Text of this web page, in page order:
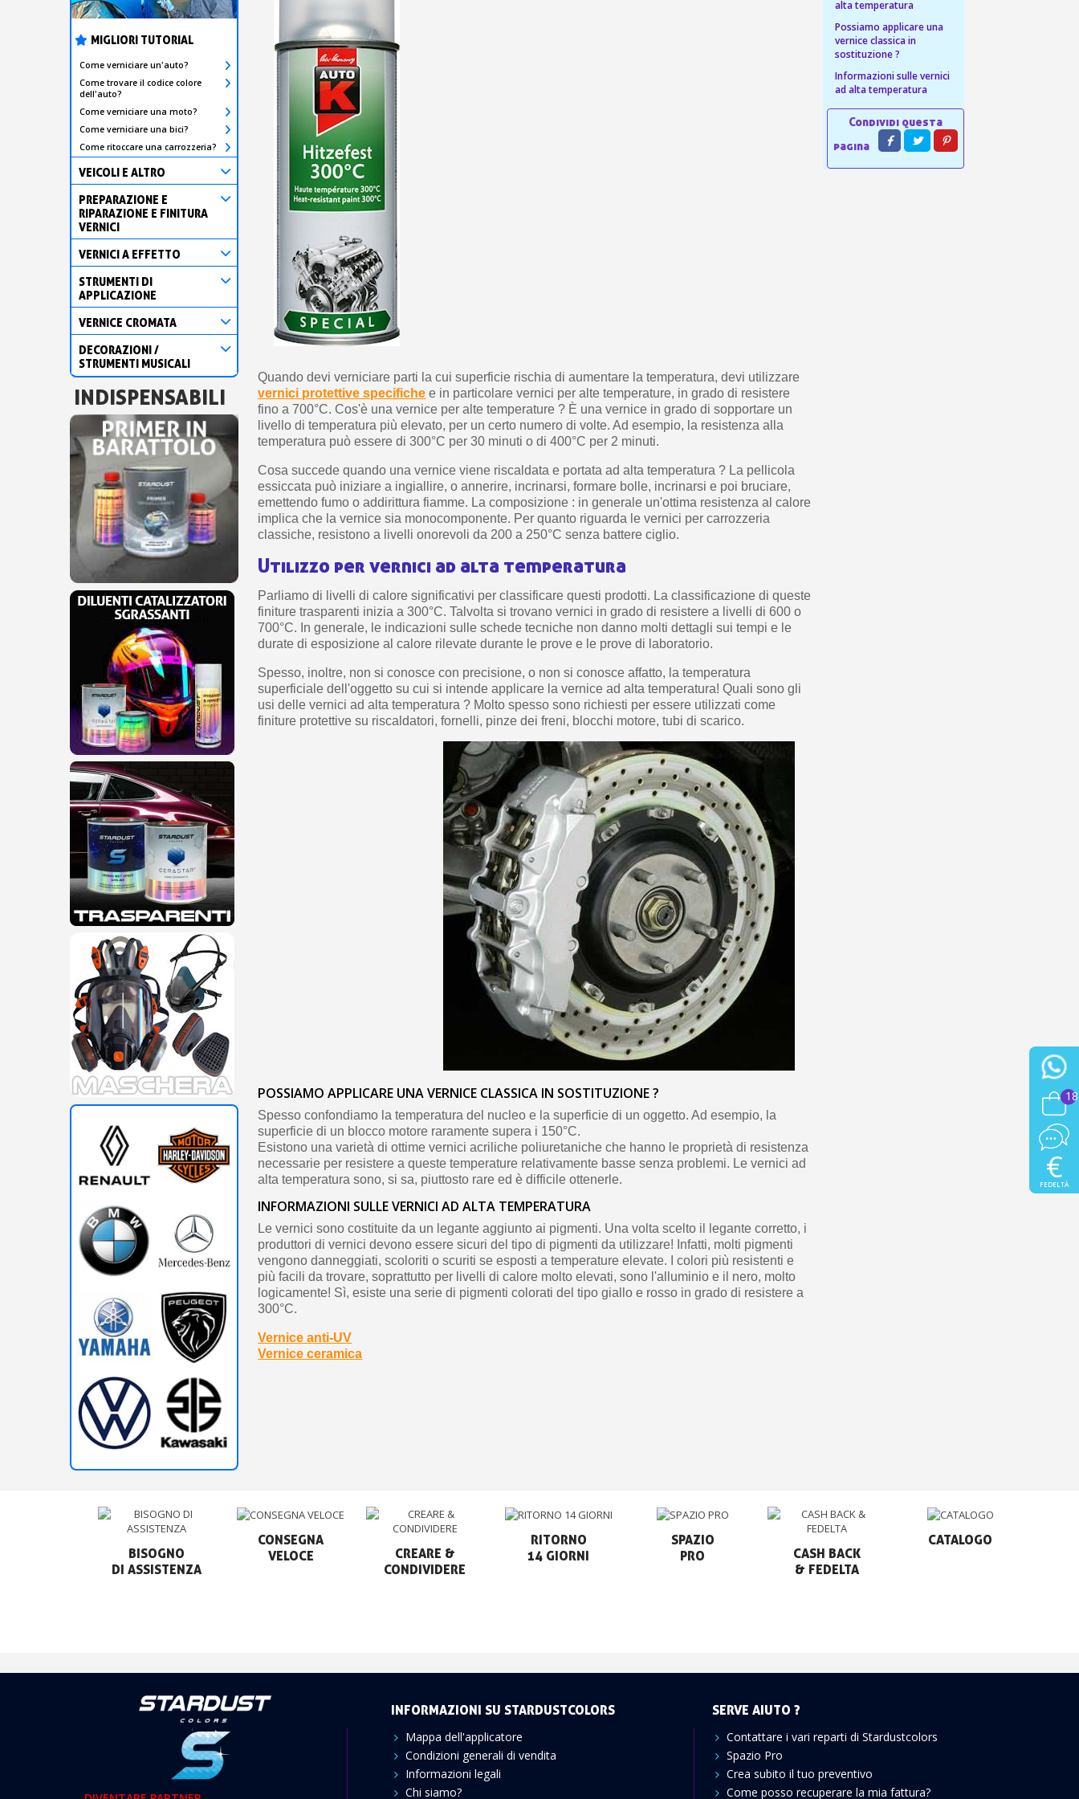
10€ di buono shopping per ogni referral
MIGLIORI TUTORIAL
Come verniciare un'auto?
Come trovare il codice colore
dell'auto?
Come verniciare una moto?
Come verniciare una bici?
Come ritoccare una carrozzeria?
VEICOLI E ALTRO
PREPARAZIONE E
RIPARAZIONE E FINITURA
VERNICI
VERNICI A EFFETTO
STRUMENTI DI
APPLICAZIONE
VERNICE CROMATA
DECORAZIONI /
STRUMENTI MUSICALI
INDISPENSABILI
Quando devi verniciare parti la cui superficie rischia di aumentare la temperatura, devi utilizzare
vernici protettive specifiche e in particolare vernici per alte temperature, in grado di resistere
fino a 700°C. Cos'è una vernice per alte temperature ? È una vernice in grado di sopportare un
livello di temperatura più elevato, per un certo numero di volte. Ad esempio, la resistenza alla
temperatura può essere di 300°C per 30 minuti o di 400°C per 2 minuti.
Cosa succede quando una vernice viene riscaldata e portata ad alta temperatura ? La pellicola
essiccata può iniziare a ingiallire, o annerire, incrinarsi, formare bolle, incrinarsi e poi bruciare,
emettendo fumo o addirittura fiamme. La composizione : in generale un'ottima resistenza al calore
implica che la vernice sia monocomponente. Per quanto riguarda le vernici per carrozzeria
classiche, resistono a livelli onorevoli da 200 a 250°C senza battere ciglio.
Utilizzo per vernici ad alta temperatura
Parliamo di livelli di calore significativi per classificare questi prodotti. La classificazione di queste
finiture trasparenti inizia a 300°C. Talvolta si trovano vernici in grado di resistere a livelli di 600 o
700°C. In generale, le indicazioni sulle schede tecniche non danno molti dettagli sui tempi e le
durate di esposizione al calore rilevate durante le prove e le prove di laboratorio.
Spesso, inoltre, non si conosce con precisione, o non si conosce affatto, la temperatura
superficiale dell'oggetto su cui si intende applicare la vernice ad alta temperatura! Quali sono gli
usi delle vernici ad alta temperatura ? Molto spesso sono richiesti per essere utilizzati come
finiture protettive su riscaldatori, fornelli, pinze dei freni, blocchi motore, tubi di scarico.
POSSIAMO APPLICARE UNA VERNICE CLASSICA IN SOSTITUZIONE ?
Spesso confondiamo la temperatura del nucleo e la superficie di un oggetto. Ad esempio, la
superficie di un blocco motore raramente supera i 150°C.
Esistono una varietà di ottime vernici acriliche poliuretaniche che hanno le proprietà di resistenza
necessarie per resistere a queste temperature relativamente basse senza problemi. Le vernici ad
alta temperatura sono, si sa, piuttosto rare ed è difficile ottenerle.
INFORMAZIONI SULLE VERNICI AD ALTA TEMPERATURA
Le vernici sono costituite da un legante aggiunto ai pigmenti. Una volta scelto il legante corretto, i
produttori di vernici devono essere sicuri del tipo di pigmenti da utilizzare! Infatti, molti pigmenti
vengono danneggiati, scoloriti o scuriti se esposti a temperature elevate. I colori più resistenti e
più facili da trovare, soprattutto per livelli di calore molto elevati, sono l'alluminio e il nero, molto
logicamente! Sì, esiste una serie di pigmenti colorati del tipo giallo e rosso in grado di resistere a
300°C.
Vernice anti-UV
Vernice ceramica
alta temperatura
Possiamo applicare una
vernice classica in
sostituzione ?
Informazioni sulle vernici
ad alta temperatura
BISOGNO
CONSEGNA
VELOCE
CREARE &
CONDIVIDERE
RITORNO
14 GIORNI
SPAZIO
PRO
CASH BACK
& FEDELTA
CATALOGO
INFORMAZIONI SU STARDUSTCOLORS
Mappa dell'applicatore
Condizioni generali di vendita
Informazioni legali
Chi siamo?
SERVE AIUTO ?
Contattare i vari reparti di Stardustcolors
Spazio Pro
Crea subito il tuo preventivo
Come posso recuperare la mia fattura?
18
€
FEDELTÀ